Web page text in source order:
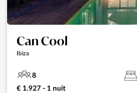
Can Cool
Ibiza
8
€ 1.927 - 1 nuit